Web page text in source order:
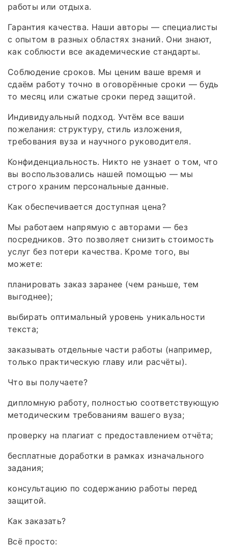
работы или отдыха.
Гарантия качества. Наши авторы — специалисты
с опытом в разных областях знаний. Они знают,
как соблюсти все академические стандарты.
Соблюдение сроков. Мы ценим ваше время и
сдаём работу точно в оговорённые сроки — будь
то месяц или сжатые сроки перед защитой.
Индивидуальный подход. Учтём все ваши
пожелания: структуру, стиль изложения,
требования вуза и научного руководителя.
Конфиденциальность. Никто не узнает о том, что
вы воспользовались нашей помощью — мы
строго храним персональные данные.
Как обеспечивается доступная цена?
Мы работаем напрямую с авторами — без
посредников. Это позволяет снизить стоимость
услуг без потери качества. Кроме того, вы
можете:
планировать заказ заранее (чем раньше, тем
выгоднее);
выбирать оптимальный уровень уникальности
текста;
заказывать отдельные части работы (например,
только практическую главу или расчёты).
Что вы получаете?
дипломную работу, полностью соответствующую
методическим требованиям вашего вуза;
проверку на плагиат с предоставлением отчёта;
бесплатные доработки в рамках изначального
задания;
консультацию по содержанию работы перед
защитой.
Как заказать?
Всё просто: